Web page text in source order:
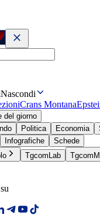
Nascondi
Crans Montana
del giorno
Politica Economia
Infografiche
Schede
TgcomLab